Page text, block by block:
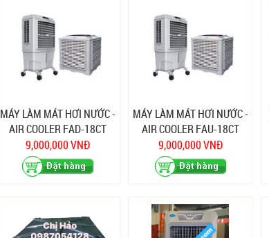
MÁY LÀM MÁT HƠI NƯỚC -
AIR COOLER FAD-18CT
(Hướng thổi xuống)
9,000,000 VNĐ
MÁY LÀM MÁT HƠI NƯỚC -
AIR COOLER FAU-18CT
(Hướng thổi lên)
9,000,000 VNĐ